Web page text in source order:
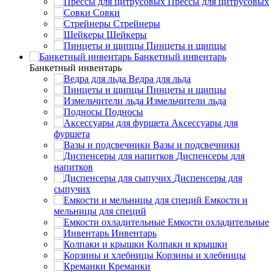
Совки
Стрейнеры
Шейкеры
Пинцеты и щипцы
Банкетный инвентарь
Банкетный инвентарь
Ведра для льда
Пинцеты и щипцы
Измельчители льда
Подносы
Аксессуары для
фуршета
Вазы и подсвечники
Диспенсеры для
напитков
Диспенсеры для
сыпучих
Емкости и
мельницы для специй
Емкости охладительные
Инвентарь
Колпаки и крышки
Корзины и хлебницы
Креманки